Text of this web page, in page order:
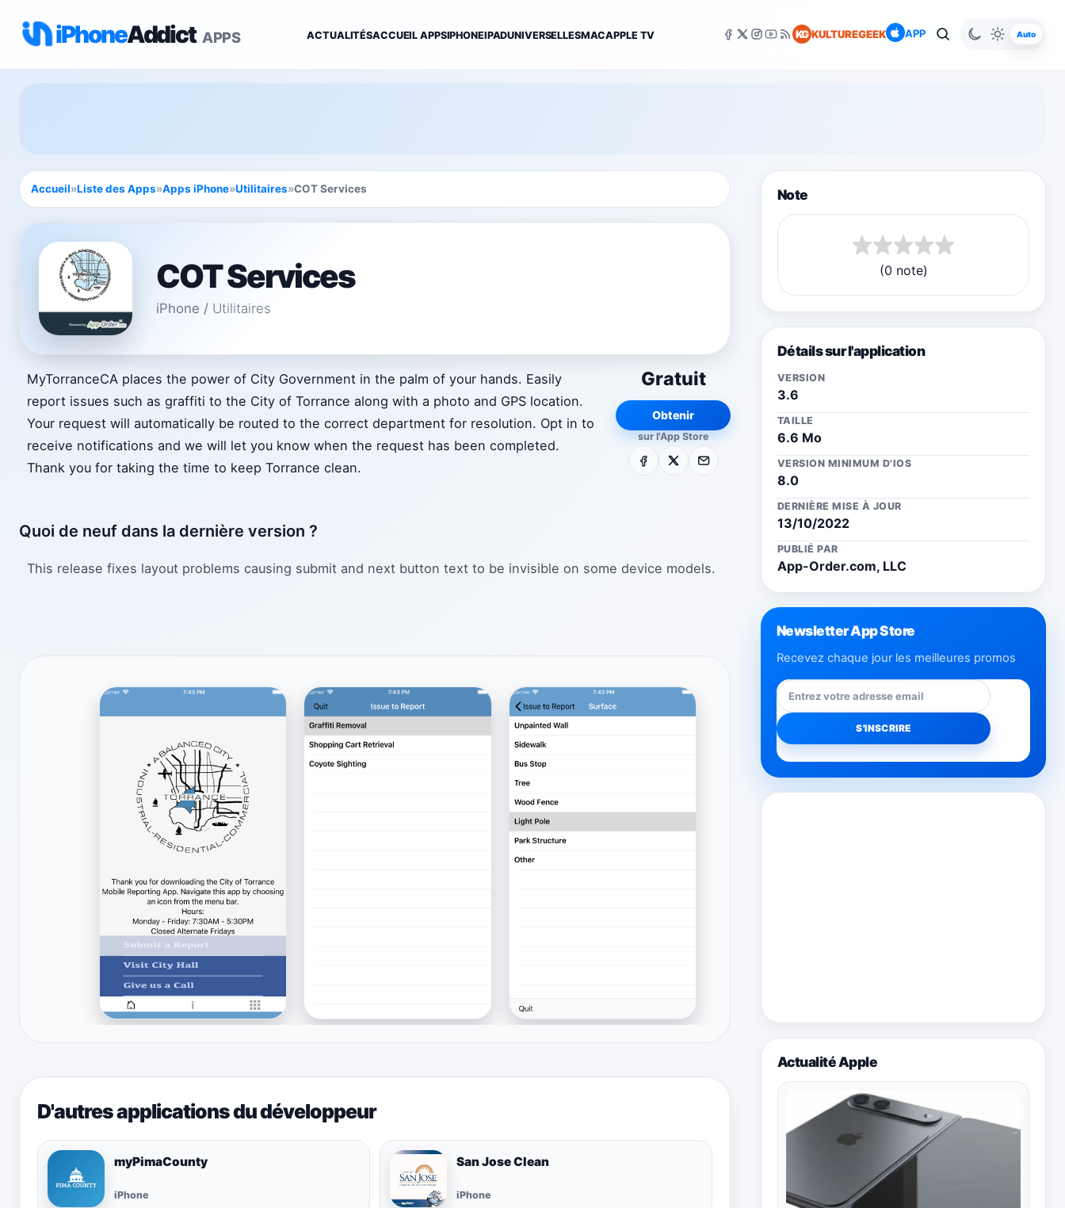
iPhoneAddict APPS ACTUALITÉSACCUEIL APPSIPHONEIPADUNIVERSELLESMACAPPLE TV KG KULTUREGEEK APP Auto
Accueil»Liste des Apps»Apps iPhone»Utilitaires»COT Services
COT Services
iPhone / Utilitaires
Gratuit
Obtenir
sur l'App Store
Facebook E-mail
MyTorranceCA places the power of City Government in the palm of your hands. Easily
report issues such as graffiti to the City of Torrance along with a photo and GPS location.
Your request will automatically be routed to the correct department for resolution. Opt in to
receive notifications and we will let you know when the request has been completed.
Thank you for taking the time to keep Torrance clean.
Quoi de neuf dans la dernière version ?
This release fixes layout problems causing submit and next button text to be invisible on some device models.
D'autres applications du développeur
myPimaCounty
iPhone
San Jose Clean
iPhone
Note
(0 note)
Détails sur l'application
VERSION
3.6
TAILLE
6.6 Mo
VERSION MINIMUM D'IOS
8.0
DERNIÈRE MISE À JOUR
13/10/2022
PUBLIÉ PAR
App-Order.com, LLC
Newsletter App Store
Recevez chaque jour les meilleures promos
Actualité Apple